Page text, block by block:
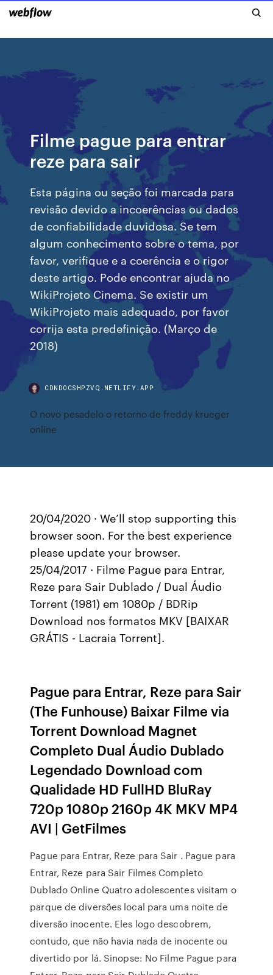
Filme pague para entrar
reze para sair
Esta página ou seção foi marcada para
revisão devido a incoerências ou dados
de confiabilidade duvidosa. Se tem
algum conhecimento sobre o tema, por
favor, verifique e a coerência e o rigor
deste artigo. Pode encontrar ajuda no
WikiProjeto Cinema. Se existir um
WikiProjeto mais adequado, por favor
corrija esta predefinição. (Março de
2018)
CDNDOCSHPZVQ.NETLIFY.APP
O novo pesadelo o retorno de freddy krueger
online
20/04/2020 · We’ll stop supporting this
browser soon. For the best experience
please update your browser.
25/04/2017 · Filme Pague para Entrar,
Reze para Sair Dublado / Dual Áudio
Torrent (1981) em 1080p / BDRip
Download nos formatos MKV [BAIXAR
GRÁTIS - Lacraia Torrent].
Pague para Entrar, Reze para Sair
(The Funhouse) Baixar Filme via
Torrent Download Magnet
Completo Dual Áudio Dublado
Legendado Download com
Qualidade HD FullHD BluRay
720p 1080p 2160p 4K MKV MP4
AVI | GetFilmes
Pague para Entrar, Reze para Sair . Pague para
Entrar, Reze para Sair Filmes Completo
Dublado Online Quatro adolescentes visitam o
parque de diversões local para uma noite de
diversão inocente. Eles logo descobrem,
contudo, que não havia nada de inocente ou
divertido por lá. Sinopse: No Filme Pague para